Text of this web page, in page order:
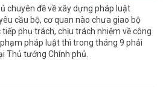
chuyên đề về xây dựng pháp luật
cầu bộ, cơ quan nào chưa giao bộ
phụ trách, chịu trách nhiệm về công
pháp luật thì trong tháng 9 phải
Thủ tướng Chính phủ.